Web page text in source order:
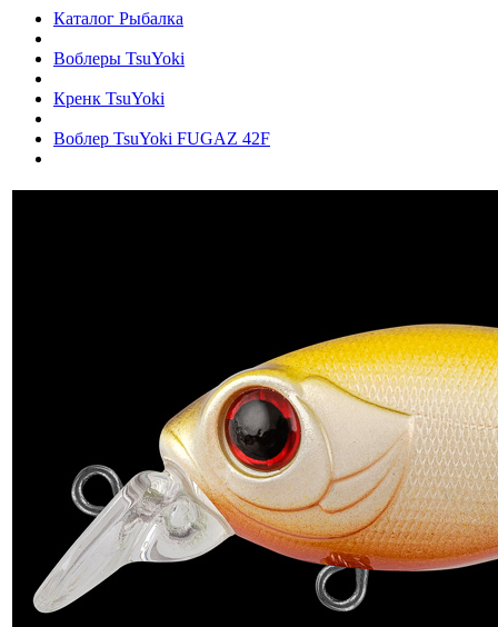
Каталог Рыбалка
Воблеры TsuYoki
Кренк TsuYoki
Воблер TsuYoki FUGAZ 42F